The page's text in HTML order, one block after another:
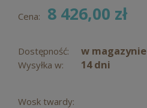
Cena: 8 426,00 zł
Dostępność: w magazynie
Wysyłka w: 14 dni
Wosk twardy: